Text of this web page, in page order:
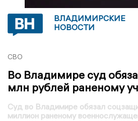
ВЛАДИМИРСКИЕ
НОВОСТИ
СВО
Во Владимире суд
млн рублей раненому
Суд во Владимире обязал
миллион раненому